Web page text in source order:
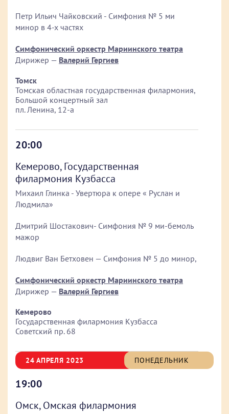
Петр Ильич Чайковский - Симфония № 5 ми
минор в 4-х частях
Симфонический оркестр Мариинского театра
Дирижер — Валерий Гергиев
Томск
Томская областная государственная филармония,
Большой концертный зал
пл. Ленина, 12-а
20:00
Кемерово, Государственная
филармония Кузбасса
Михаил Глинка - Увертюра к опере « Руслан и
Людмила»
Дмитрий Шостакович- Симфония № 9 ми-бемоль
мажор
Людвиг Ван Бетховен — Симфония № 5 до минор,
Симфонический оркестр Мариинского театра
Дирижер — Валерий Гергиев
Кемерово
Государственная филармония Кузбасса
Советский пр. 68
24 АПРЕЛЯ 2023 ПОНЕДЕЛЬНИК
19:00
Омск, Омская филармония